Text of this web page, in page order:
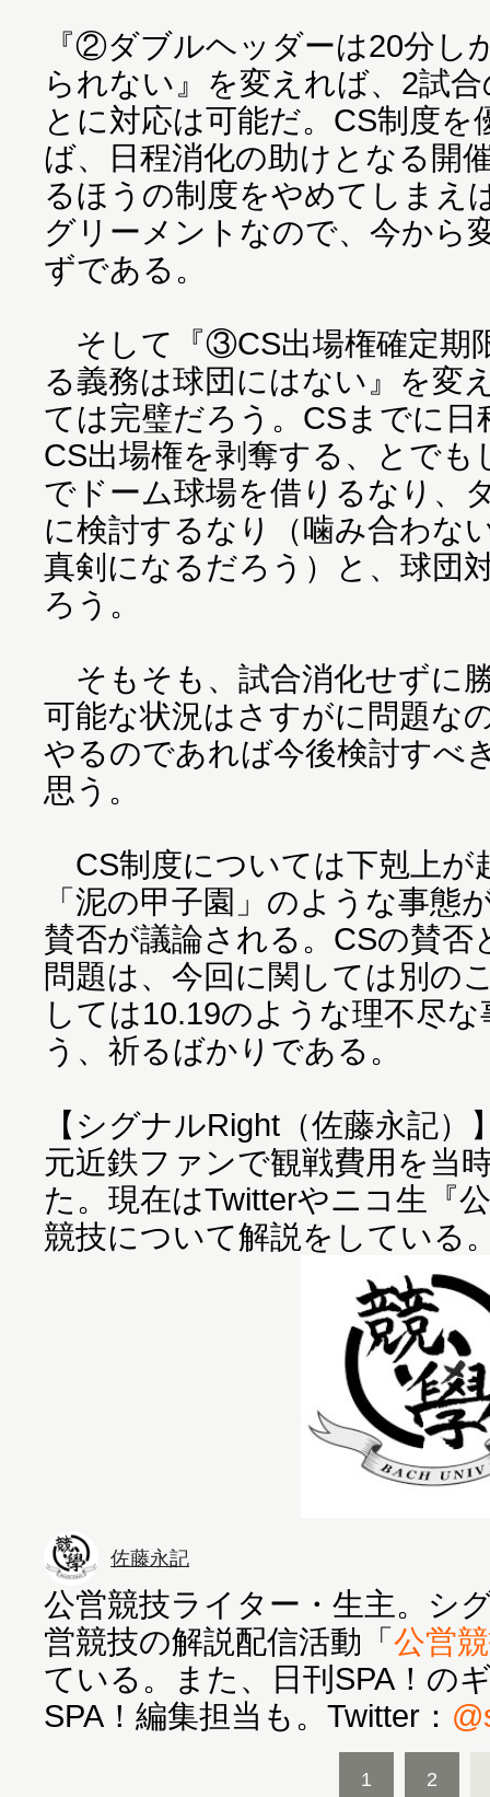
『②ダブルヘッダーは20分し
られない』を変えれば、2試
とに対応は可能だ。CS制度
ば、日程消化の助けとなる開
るほうの制度をやめてしまえ
グリーメントなので、今から
ずである。
そして『③CS出場権確定期
る義務は球団にはない』を変
ては完璧だろう。CSまでに
CS出場権を剥奪する、とで
でドーム球場を借りるなり、
に検討するなり（噛み合わな
真剣になるだろう）と、球団
ろう。
そもそも、試合消化せずに
可能な状況はさすがに問題な
やるのであれば今後検討すべ
思う。
CS制度については下剋上が
「泥の甲子園」のような事態
賛否が議論される。CSの賛否
問題は、今回に関しては別の
しては10.19のような理不尽
う、祈るばかりである。
【シグナルRight（佐藤永記）
元近鉄ファンで観戦費用を当
た。現在はTwitterやニコ生『
競技について解説をしている
佐藤永記
公営競技ライター・生主。シ
営競技の解説配信活動「公営
ている。また、日刊SPA！の
SPA！編集担当も。Twitter：
1 2